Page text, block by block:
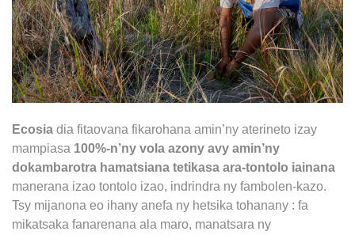
Ecosia dia fitaovana fikarohana amin’ny aterineto izay
mampiasa 100%-n’ny vola azony avy amin’ny
dokambarotra hamatsiana tetikasa ara-tontolo iainana
manerana izao tontolo izao, indrindra ny fambolen-kazo.
Tsy mijanona eo ihany anefa ny hetsika tohanany : fa
mikatsaka fanarenana ala maro, manatsara ny